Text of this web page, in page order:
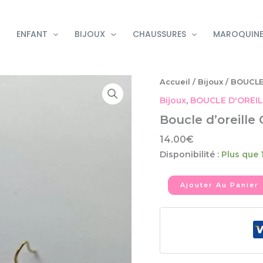
ENFANT BIJOUX CHAUSSURES
Accueil / Bijoux /
Bijoux, BOUCLE
Boucle d’oreille
14.00€
Disponibilité : Plus que
quantité
Boucle
d'oreille
Croix
Ajouter Au Panier